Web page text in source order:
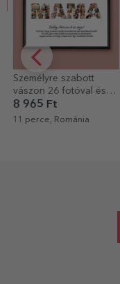
StarGift
ajándékcsomag
400 Ft
11 perce, Románia